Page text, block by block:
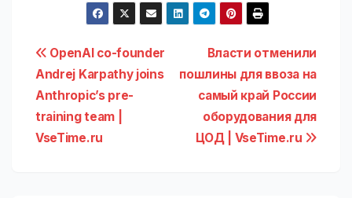
Навигация
по
записям
Власти отменили
пошлины для ввоза на
самый край России
оборудования для
ЦОД | VseTime.ru
OpenAI co-founder
Andrej Karpathy joins
Anthropic’s pre-
training team |
VseTime.ru